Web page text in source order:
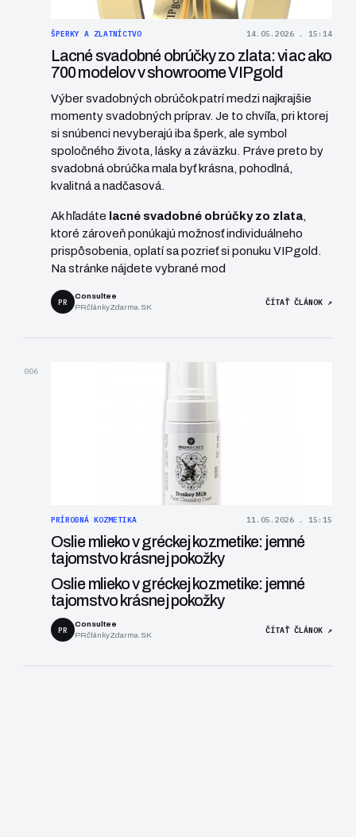
ŠPERKY A ZLATNÍCTVO 14.05.2026 . 15:14
Lacné svadobné obrúčky zo zlata: viac ako
700 modelov v showroome VIPgold
Výber svadobných obrúčok patrí medzi najkrajšie
momenty svadobných príprav. Je to chvíľa, pri ktorej
si snúbenci nevyberajú iba šperk, ale symbol
spoločného života, lásky a záväzku. Práve preto by
svadobná obrúčka mala byť krásna, pohodlná,
kvalitná a nadčasová.
Ak hľadáte lacné svadobné obrúčky zo zlata
ktoré zároveň ponúkajú možnosť individuálneho
prispôsobenia, oplatí sa pozrieť si ponuku VIPgold.
Na stránke nájdete vybrané mod
PR
Consultee
PRčlánkyZdarma.SK
ČÍTAŤ ČLÁNOK ↗
006
PRÍRODNÁ KOZMETIKA 11.05.2026 . 15:15
Oslie mlieko v gréckej kozmetike: jemné
tajomstvo krásnej pokožky
Oslie mlieko v gréckej kozmetike: jemné
tajomstvo krásnej pokožky
PR
Consultee
PRčlánkyZdarma.SK
ČÍTAŤ ČLÁNOK ↗